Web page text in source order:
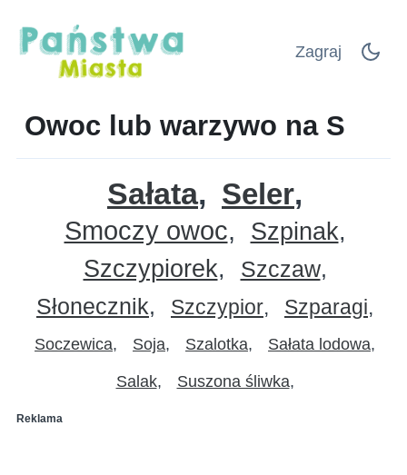
Zagraj
Owoc lub warzywo na S
Sałata Seler
Smoczy owoc
Szpinak
Szczypiorek
Szczaw
Słonecznik
Szczypior Szparagi
Soczewica Soja Szalotka Sałata lodowa
Salak Suszona śliwka
Reklama